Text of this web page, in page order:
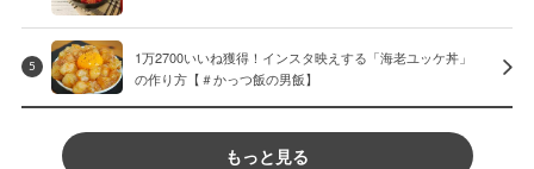
5
1万2700いいね獲得！インスタ映えする「海老ユッケ丼」
の作り方【＃かっつ飯の男飯】
もっと見る